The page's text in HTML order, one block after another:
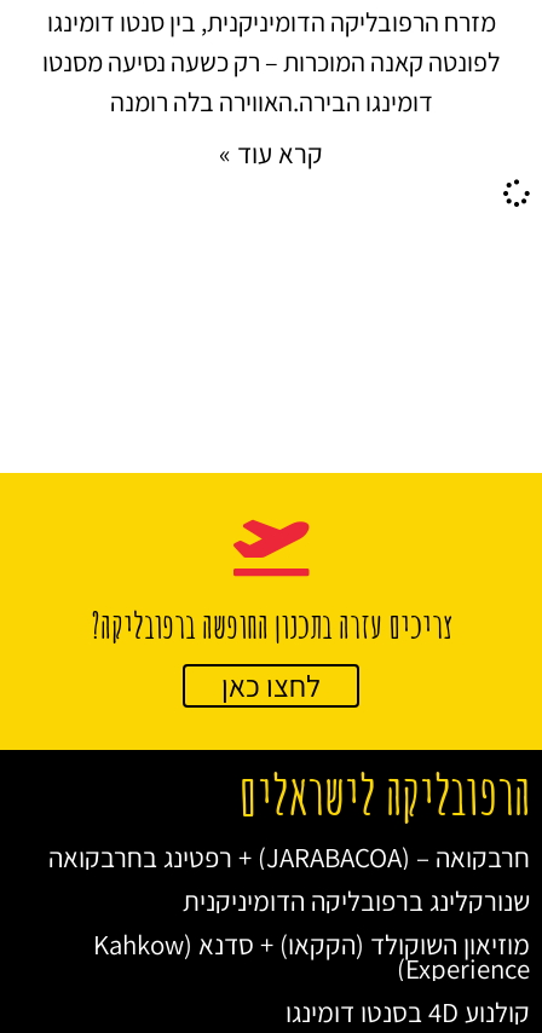
מזרח הרפובליקה הדומיניקנית, בין סנטו דומינגו
לפונטה קאנה המוכרות – רק כשעה נסיעה מסנטו
דומינגו הבירה.האווירה בלה רומנה
קרא עוד »
צריכים עזרה בתכנון החופשה ברפובליקה?
לחצו כאן
הרפובליקה לישראלים
חרבקואה – (JARABACOA) + רפטינג בחרבקואה
שנורקלינג ברפובליקה הדומיניקנית
מוזיאון השוקולד (הקקאו) + סדנא (Kahkow
Experience)
קולנוע 4D בסנטו דומינגו